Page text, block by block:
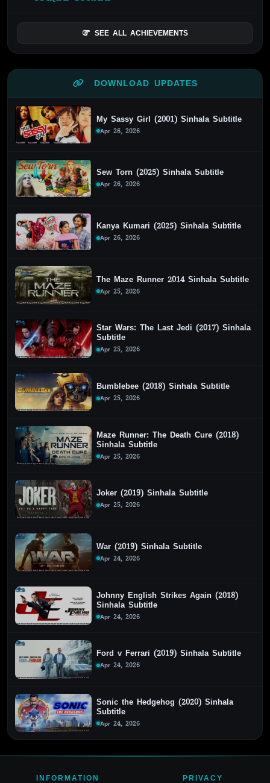
SEE ALL ACHIEVEMENTS
DOWNLOAD UPDATES
My Sassy Girl (2001) Sinhala Subtitle
Apr 26, 2026
Sew Torn (2025) Sinhala Subtitle
Apr 26, 2026
Kanya Kumari (2025) Sinhala Subtitle
Apr 26, 2026
The Maze Runner 2014 Sinhala Subtitle
Apr 25, 2026
Star Wars: The Last Jedi (2017) Sinhala
Subtitle
Apr 25, 2026
Bumblebee (2018) Sinhala Subtitle
Apr 25, 2026
Maze Runner: The Death Cure (2018)
Sinhala Subtitle
Apr 25, 2026
Joker (2019) Sinhala Subtitle
Apr 25, 2026
War (2019) Sinhala Subtitle
Apr 24, 2026
Johnny English Strikes Again (2018)
Sinhala Subtitle
Apr 24, 2026
Ford v Ferrari (2019) Sinhala Subtitle
Apr 24, 2026
Sonic the Hedgehog (2020) Sinhala
Subtitle
Apr 24, 2026
INFORMATION PRIVACY